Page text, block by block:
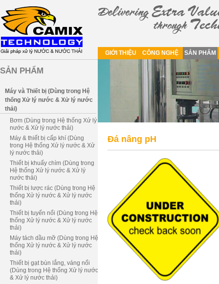
GIỚI THIỆU CÔNG NGHỆ SẢN PHẨM
SẢN PHẨM
Máy và Thiết bị (Dùng trong Hệ
thống Xử lý nước & Xử lý nước
thải)
Bơm (Dùng trong Hệ thống Xử lý
nước & Xử lý nước thải)
Máy & thiết bị cấp khí (Dùng
trong Hệ thống Xử lý nước & Xử
lý nước thải)
Thiết bị khuấy chìm (Dùng trong
Hệ thống Xử lý nước & Xử lý
nước thải)
Thiết bị lược rác (Dùng trong Hệ
thống Xử lý nước & Xử lý nước
thải)
Thiết bị tuyến nổi (Dùng trong Hệ
thống Xử lý nước & Xử lý nước
thải)
Máy tách dầu mỡ (Dùng trong Hệ
thống Xử lý nước & Xử lý nước
thải)
Thiết bị gạt bùn lắng, váng nổi
(Dùng trong Hệ thống Xử lý nước
& Xử lý nước thải)
Đá nâng pH